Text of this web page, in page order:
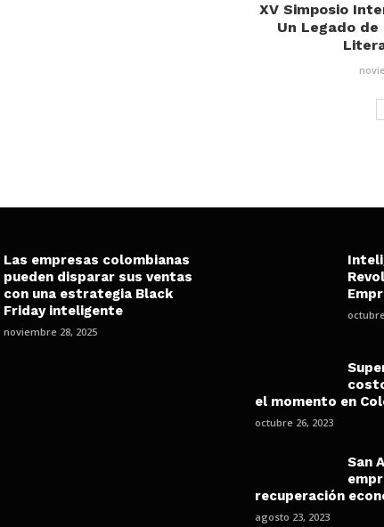
XV Simposio
Un Legado de
Las empresas colombianas
pueden disparar sus ventas
con una estrategia Black
Friday inteligente
noviembre 28, 2025
el momento en
octubre 26, 2023
San
recuperación
agosto 23, 2023